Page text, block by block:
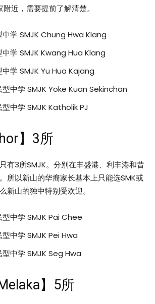
近，需要提前了解清楚。
中学 SMJK Chung Hwa Klang
中学 SMJK Kwang Hua Klang
中学 SMJK Yu Hua Kajang
型中学 SMJK Yoke Kuan Sekinchan
型中学 SMJK Katholik PJ
】3所
有3所SMJK。分别在丰盛港、利丰港和昔
所以新山的华裔家长基本上只能选SMK或
新山的独中特别受欢迎。
中学 SMJK Pai Chee
中学 SMJK Pei Hwa
中学 SMJK Seg Hwa
】5所